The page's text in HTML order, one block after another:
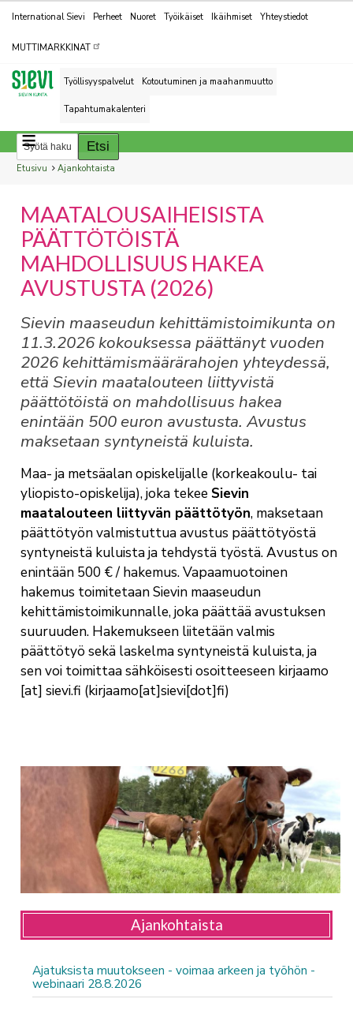
Kohderyhmät
International Sievi Perheet Nuoret Työikäiset Ikäihmiset Yhteystiedot
MUTTIMARKKINAT
Työllisyyspalvelut Kotoutuminen ja maahanmuutto
Tapahtumakalenteri
Breadcrumbs
You
here:
Etusivu Ajankohtaista
MAATALOUSAIHEISISTA
PÄÄTTÖTÖISTÄ
MAHDOLLISUUS HAKEA
AVUSTUSTA (2026)
Sievin maaseudun kehittämistoimikunta on
11.3.2026 kokouksessa päättänyt vuoden
2026 kehittämismäärärahojen yhteydessä,
että Sievin maatalouteen liittyvistä
päättötöistä on mahdollisuus hakea
enintään 500 euron avustusta. Avustus
maksetaan syntyneistä kuluista.
Maa- ja metsäalan opiskelijalle (korkeakoulu- tai
yliopisto-opiskelija), joka tekee Sievin
maatalouteen liittyvän päättötyön, maksetaan
päättötyön valmistuttua avustus päättötyöstä
syntyneistä kuluista ja tehdystä työstä. Avustus on
enintään 500 € / hakemus. Vapaamuotoinen
hakemus toimitetaan Sievin maaseudun
kehittämistoimikunnalle, joka päättää avustuksen
suuruuden. Hakemukseen liitetään valmis
päättötyö sekä laskelma syntyneistä kuluista, ja
sen voi toimittaa sähköisesti osoitteeseen kirjaamo
[at] sievi.fi (kirjaamo[at]sievi[dot]fi)
Ajankohtaista
Ajatuksista muutokseen - voimaa arkeen ja työhön -
webinaari 28.8.2026